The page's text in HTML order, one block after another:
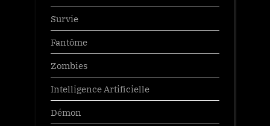
Survie
Fantôme
Zombies
Intelligence Artificielle
Démon